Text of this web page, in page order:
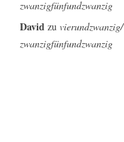
zwanzigfünfundzwanzig
David zu vierundzwanzig/
zwanzigfünfundzwanzig